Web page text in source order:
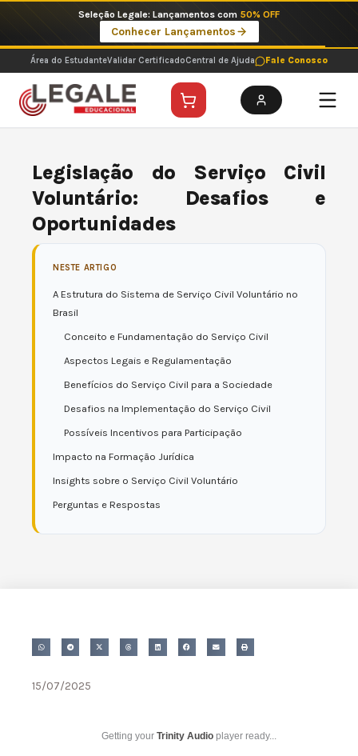
o
conteúdo
Imperdíveis no Pix: Pós Selecionadas a 199 reais no pix em parcela única
Ver ofertas
Área do EstudanteValidar CertificadoCentral de Ajuda Fale Conosco
Legislação do Serviço Civil
Voluntário: Desafios e
Oportunidades
NESTE ARTIGO
A Estrutura do Sistema de Serviço Civil Voluntário no
Brasil
Conceito e Fundamentação do Serviço Civil
Aspectos Legais e Regulamentação
Benefícios do Serviço Civil para a Sociedade
Desafios na Implementação do Serviço Civil
Possíveis Incentivos para Participação
Impacto na Formação Jurídica
Insights sobre o Serviço Civil Voluntário
Perguntas e Respostas
15/07/2025
Getting your Trinity Audio player ready...